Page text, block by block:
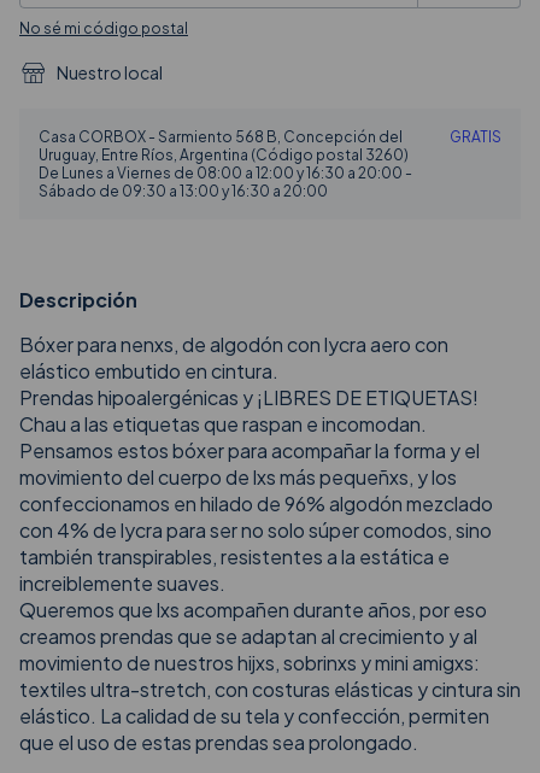
No sé mi código postal
Nuestro local
Casa CORBOX - Sarmiento 568 B, Concepción del
Uruguay, Entre Ríos, Argentina (Código postal 3260)
De Lunes a Viernes de 08:00 a 12:00 y 16:30 a 20:00 -
Sábado de 09:30 a 13:00 y 16:30 a 20:00
GRATIS
Descripción
Bóxer para nenxs, de algodón con lycra aero con
elástico embutido en cintura.
Prendas hipoalergénicas y ¡LIBRES DE ETIQUETAS!
Chau a las etiquetas que raspan e incomodan.
Pensamos estos bóxer para acompañar la forma y el
movimiento del cuerpo de lxs más pequeñxs, y los
confeccionamos en hilado de 96% algodón mezclado
con 4% de lycra para ser no solo súper comodos, sino
también transpirables, resistentes a la estática e
increiblemente suaves.
Queremos que lxs acompañen durante años, por eso
creamos prendas que se adaptan al crecimiento y al
movimiento de nuestros hijxs, sobrinxs y mini amigxs:
textiles ultra-stretch, con costuras elásticas y cintura sin
elástico. La calidad de su tela y confección, permiten
que el uso de estas prendas sea prolongado.